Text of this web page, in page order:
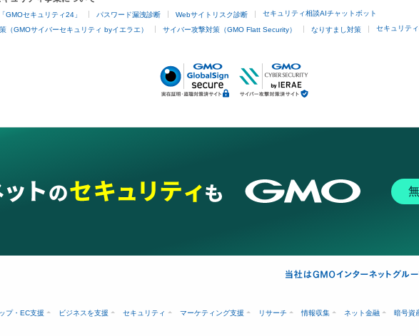
GMOセキュリティ24」 パスワード漏洩診断 Webサイトリスク診断 セキュリティ相談AIチャットボット
（GMOサイバーセキュリティ byイエラエ） サイバー攻撃対策（GMO Flatt Security） なりすまし対策 セキュリテ
プ・EC支援 ビジネスを支援 セキュリティ マーケティング支援 リサーチ 情報収集 ネット金融 暗号資